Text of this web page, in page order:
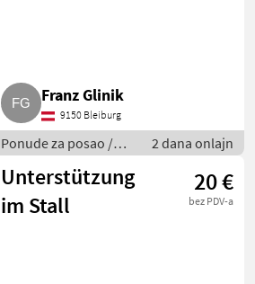
Franz Glinik
9150 Bleiburg
Ponude za posao /
Ostale poljoprivredne
aktivnosti
2 dana onlajn
Unterstützung
im Stall
20 €
bez PDV-a